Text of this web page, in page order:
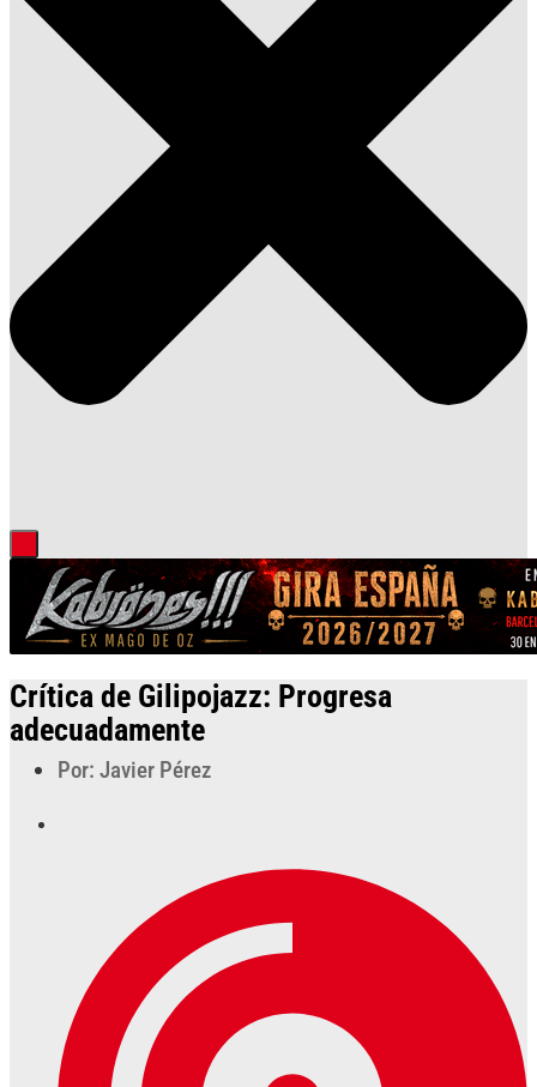
Crítica de Gilipojazz: Progresa
adecuadamente
Por: Javier Pérez